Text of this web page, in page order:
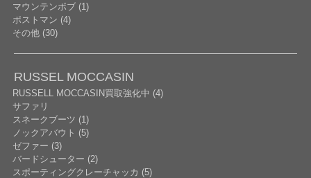
マウンテンボブ (1)
ポストマン (4)
その他 (30)
RUSSEL MOCCASIN
RUSSELL MOCCASIN買取強化中 (4)
サファリ
スネークブーツ (1)
ノックアバウト (5)
ゼファー (3)
バードシューター (2)
スポーティングクレーチャッカ (5)